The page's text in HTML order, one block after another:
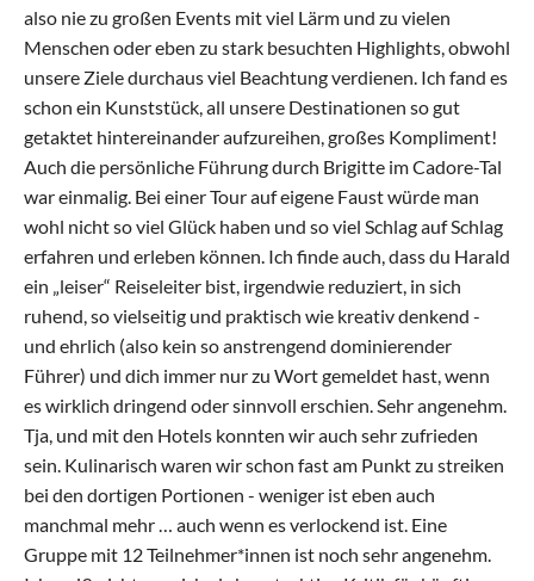
also nie zu großen Events mit viel Lärm und zu vielen
Menschen oder eben zu stark besuchten Highlights, obwohl
unsere Ziele durchaus viel Beachtung verdienen. Ich fand es
schon ein Kunststück, all unsere Destinationen so gut
getaktet hintereinander aufzureihen, großes Kompliment!
Auch die persönliche Führung durch Brigitte im Cadore-Tal
war einmalig. Bei einer Tour auf eigene Faust würde man
wohl nicht so viel Glück haben und so viel Schlag auf Schlag
erfahren und erleben können. Ich finde auch, dass du Harald
ein „leiser“ Reiseleiter bist, irgendwie reduziert, in sich
ruhend, so vielseitig und praktisch wie kreativ denkend -
und ehrlich (also kein so anstrengend dominierender
Führer) und dich immer nur zu Wort gemeldet hast, wenn
es wirklich dringend oder sinnvoll erschien. Sehr angenehm.
Tja, und mit den Hotels konnten wir auch sehr zufrieden
sein. Kulinarisch waren wir schon fast am Punkt zu streiken
bei den dortigen Portionen - weniger ist eben auch
manchmal mehr … auch wenn es verlockend ist. Eine
Gruppe mit 12 Teilnehmer*innen ist noch sehr angenehm.